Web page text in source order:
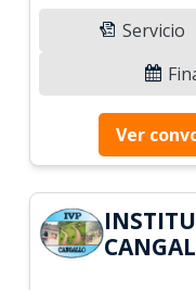
Servicio
Ver